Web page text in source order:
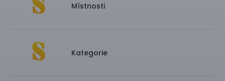
Místnosti
Kategorie